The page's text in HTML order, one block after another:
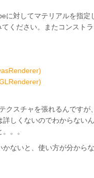
に対してマテリアルを指
ください。またコンスト
クスチャを張れるんです
しくないのでわからない
。。
かないと、使い方が分から